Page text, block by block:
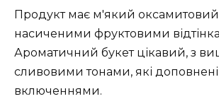
Продукт має м'який оксамитовий
насиченими фруктовими
Ароматичний букет цікавий, з
сливовими тонами, які
включеннями.